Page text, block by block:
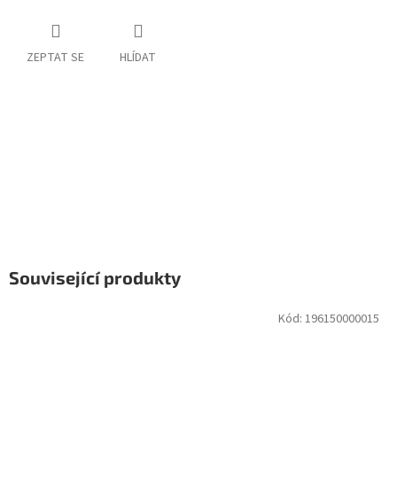
ZEPTAT SE HLÍDAT
Související produkty
Kód: 196150000015